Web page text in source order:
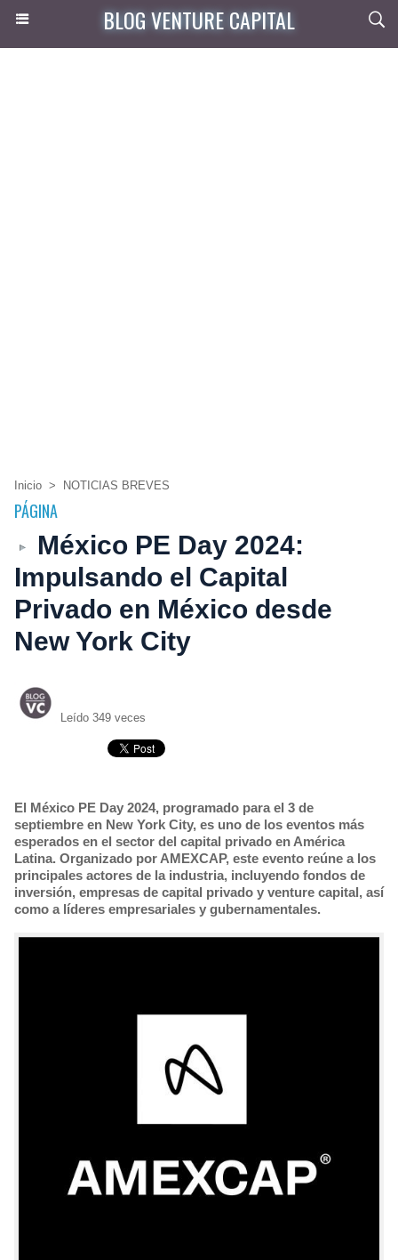
BLOG VENTURE CAPITAL
Inicio > NOTICIAS BREVES
PÁGINA
México PE Day 2024:
Impulsando el Capital
Privado en México desde
New York City
Leído 349 veces
El México PE Day 2024, programado para el 3 de
septiembre en New York City, es uno de los eventos más
esperados en el sector del capital privado en América
Latina. Organizado por AMEXCAP, este evento reúne a los
principales actores de la industria, incluyendo fondos de
inversión, empresas de capital privado y venture capital, así
como a líderes empresariales y gubernamentales.